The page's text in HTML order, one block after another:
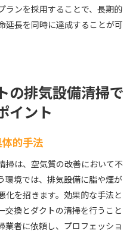
ランを採用することで、長期的
延長を同時に達成することが可
の排気設備清掃で
イント
的手法
掃は、空気質の改善において不
環境では、排気設備に脂や煙が
化を招きます。効果的な手法と
交換とダクトの清掃を行うこと
業者に依頼し、プロフェッショ